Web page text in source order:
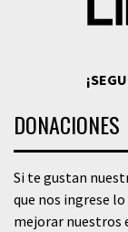
DONACIONES
Si te gustan
que nos ingrese
mejorar nuestros